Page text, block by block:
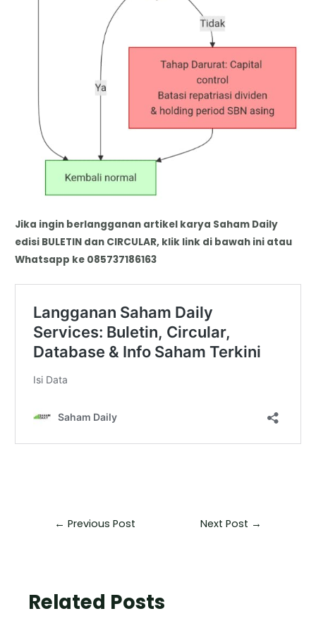
Jika ingin berlangganan artikel karya Saham Daily
edisi BULETIN dan CIRCULAR, klik link di bawah ini atau
Whatsapp ke 085737186163
← Previous Post Next Post →
Related Posts